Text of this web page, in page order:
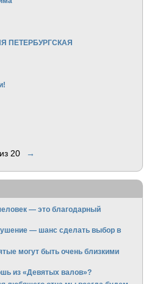
ПЕТЕРБУРГСКАЯ
20 →
— это благодарный
— шанс сделать выбор в
могут быть очень близкими
из «Девятых валов»?